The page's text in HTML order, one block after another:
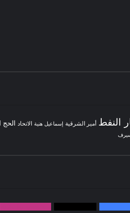
النفط أمير الشرقية إسماعيل هنية الاتحاد الحج
سيرف